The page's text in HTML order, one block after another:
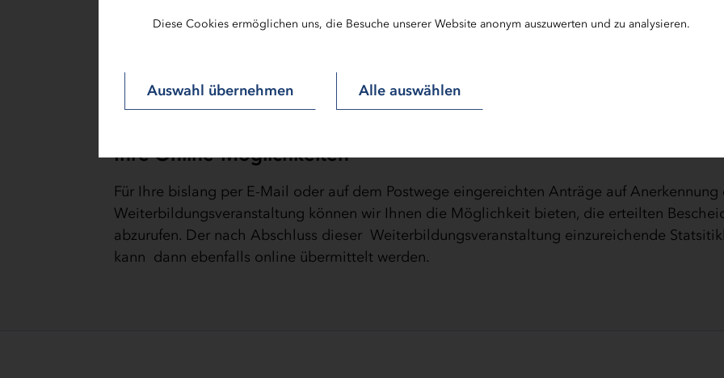
Diese Cookies ermöglichen uns, die Besuche unserer Website anonym auszuwerten und zu analysieren.
Auswahl übernehmen Alle auswählen
Datenschutz
Datenschutzbeauftragten erreichen Sie unter
datenschutzbeauftragter[at]ib-sh.de
Ihre Online-Möglichkeiten
Für Ihre bislang per E-Mail oder auf dem Postwege eingereichten Anträge auf Anerkennung
Weiterbildungsveranstaltung können wir Ihnen die Möglichkeit bieten, die erteilten
abzurufen. Der nach Abschluss dieser Weiterbildungsveranstaltung einzureichende
kann dann ebenfalls online übermittelt werden.